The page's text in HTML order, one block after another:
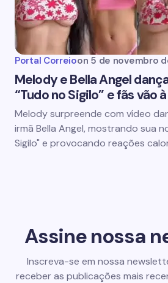
Portal Correioon 5 de novembro
Melody e Bella Angel
“Tudo no Sigilo” e fãs vão
Melody surpreende com vídeo
irmã Bella Angel, mostrando sua
Sigilo" e provocando reações
Assine nossa
Inscreva-se em nossa
receber as publicações mais